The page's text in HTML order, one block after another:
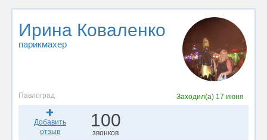
Ирина Коваленко
парикмахер
Павлоград Заходил(а) 17 июня
Добавить
отзыв
100
звонков